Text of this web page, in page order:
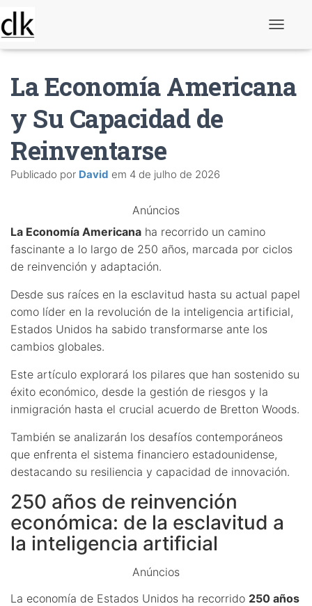
r
n
La Economía Americana
y Su Capacidad de
Reinventarse
Publicado por David em 4 de julho de 2026
Anúncios
La Economía Americana ha recorrido un camino
fascinante a lo largo de 250 años, marcada por ciclos
de reinvención y adaptación.
Desde sus raíces en la esclavitud hasta su actual papel
como líder en la revolución de la inteligencia artificial,
Estados Unidos ha sabido transformarse ante los
cambios globales.
Este artículo explorará los pilares que han sostenido su
éxito económico, desde la gestión de riesgos y la
inmigración hasta el crucial acuerdo de Bretton Woods.
También se analizarán los desafíos contemporáneos
que enfrenta el sistema financiero estadounidense,
destacando su resiliencia y capacidad de innovación.
250 años de reinvención
económica: de la esclavitud a
la inteligencia artificial
Anúncios
La economía de Estados Unidos ha recorrido 250 años